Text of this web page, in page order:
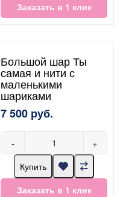
Заказать в 1 клик
Большой шар Ты
самая и нити с
маленькими
шариками
7 500 руб.
- +
Купить
Заказать в 1 клик